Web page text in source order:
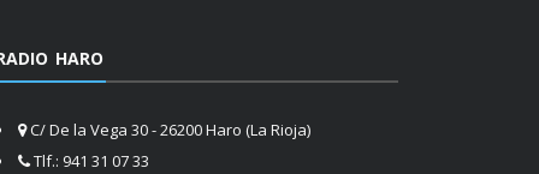
HARO
C/ De la Vega 30 - 26200 Haro (La Rioja)
Tlf.: 941 31 07 33